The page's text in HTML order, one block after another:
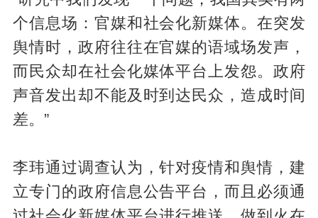
个信息场：官媒和社会化新媒体。在突发
舆情时，政府往往在官媒的语域场发声，
而民众却在社会化媒体平台上发怨。政府
声音发出却不能及时到达民众，造成时间
差。”
李玮通过调查认为，针对疫情和舆情，建
立专门的政府信息公告平台，而且必须通